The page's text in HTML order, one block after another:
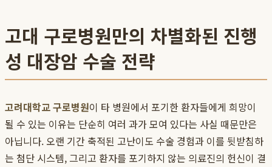
고대 구로병원만의 차별화된 진행
성 대장암 수술 전략
고려대학교 구로병원이 타 병원에서 포기한 환자들에게 희망이
될 수 있는 이유는 단순히 여러 과가 모여 있다는 사실 때문만은
아닙니다. 오랜 기간 축적된 고난이도 수술 경험과 이를 뒷받침하
는 첨단 시스템, 그리고 환자를 포기하지 않는 의료진의 헌신이 결